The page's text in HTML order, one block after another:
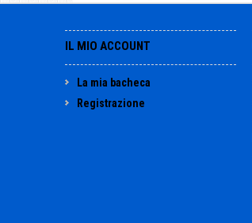
IL MIO ACCOUNT
La mia bacheca
Registrazione